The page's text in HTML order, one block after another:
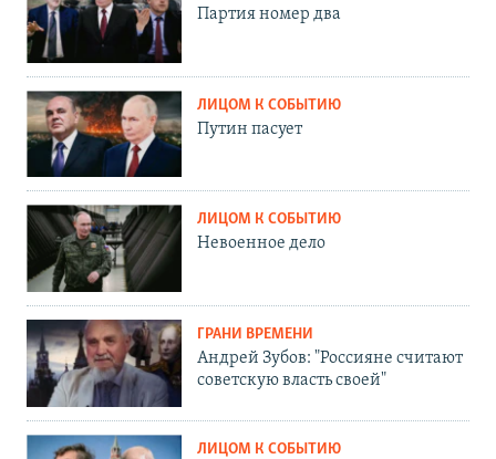
Партия номер два
ЛИЦОМ К СОБЫТИЮ
Путин пасует
ЛИЦОМ К СОБЫТИЮ
Невоенное дело
ГРАНИ ВРЕМЕНИ
Андрей Зубов: "Россияне считают
советскую власть своей"
ЛИЦОМ К СОБЫТИЮ